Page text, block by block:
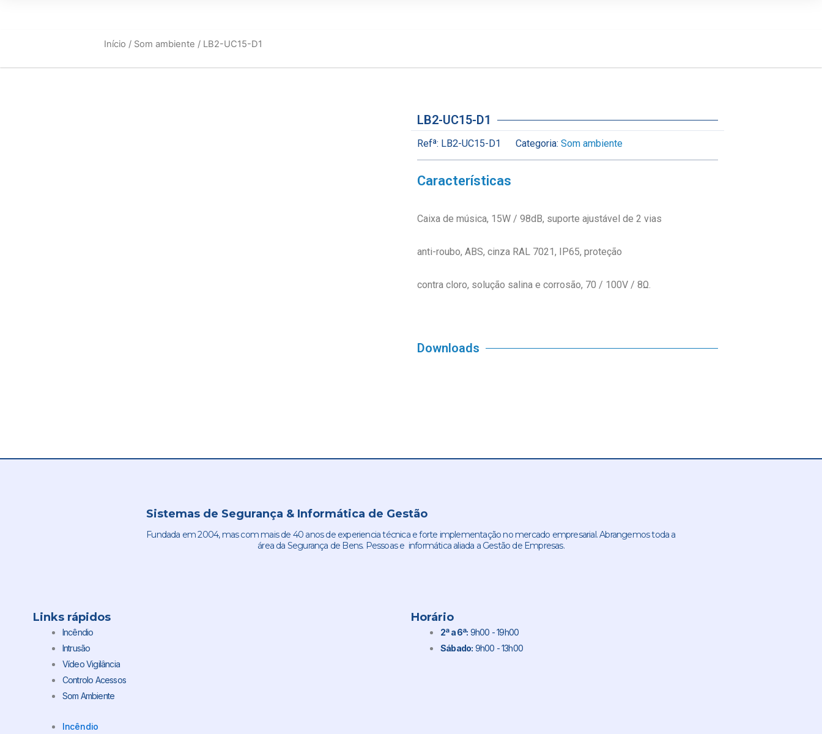
Início / Som ambiente / LB2-UC15-D1
LB2-UC15-D1
Refª: LB2-UC15-D1 Categoria: Som ambiente
Características
Caixa de música, 15W / 98dB, suporte ajustável de 2 vias
anti-roubo, ABS, cinza RAL 7021, IP65, proteção
contra cloro, solução salina e corrosão, 70 / 100V / 8Ω.
Downloads
Sistemas de Segurança & Informática de Gestão
Fundada em 2004, mas com mais de 40 anos de experiencia técnica e forte implementação no mercado empresarial. Abrangemos toda a
área da Segurança de Bens. Pessoas e informática aliada a Gestão de Empresas.
Links rápidos
Incêndio
Intrusão
Vídeo Vigilância
Controlo Acessos
Som Ambiente
Incêndio
Horário
2ª a 6ª: 9h00 - 19h00
Sábado: 9h00 - 13h00